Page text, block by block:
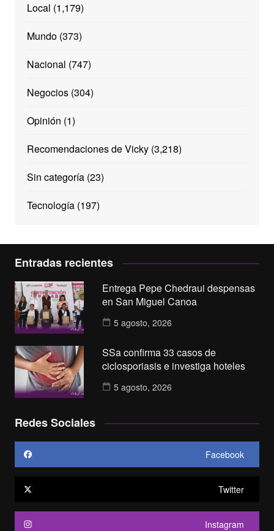
Local (1,179)
Mundo(373)
Nacional (747)
Negocios(304)
Opinión (1)
Recomendaciones de Vicky(3,218)
Sin categoría(23)
Tecnología(197)
Entradas recientes
Entrega Pepe Chedraui despensas
en San Miguel Canoa
5 agosto, 2026
SSa confirma 33 casos de
ciclosporiasis e investiga hoteles
5 agosto, 2026
Redes Sociales
Facebook
Twitter
Instagram